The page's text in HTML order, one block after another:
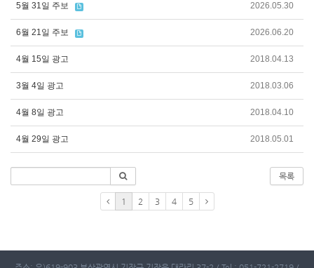
5월 31일 주보 2026.05.30
6월 21일 주보 2026.06.20
4월 15일 광고 2018.04.13
3월 4일 광고 2018.03.06
4월 8일 광고 2018.04.10
4월 29일 광고 2018.05.01
목록
1 2 3 4 5